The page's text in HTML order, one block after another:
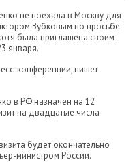
не поехала в Москву для
Зубковым по просьбе
была приглашена своим
января.
конференции, пишет
в РФ назначен на 12
на двадцатые числа
будет окончательно
министром России.